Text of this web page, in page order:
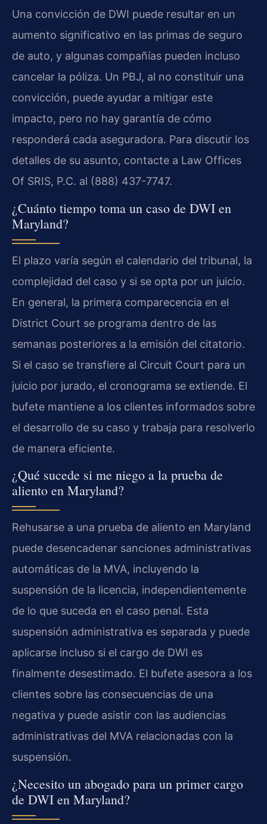
Una convicción de DWI puede resultar en un
aumento significativo en las primas de seguro
de auto, y algunas compañías pueden incluso
cancelar la póliza. Un PBJ, al no constituir una
convicción, puede ayudar a mitigar este
impacto, pero no hay garantía de cómo
responderá cada aseguradora. Para discutir los
detalles de su asunto, contacte a Law Offices
Of SRIS, P.C. al (888) 437-7747.
¿Cuánto tiempo toma un caso de DWI en
Maryland?
El plazo varía según el calendario del tribunal, la
complejidad del caso y si se opta por un juicio.
En general, la primera comparecencia en el
District Court se programa dentro de las
semanas posteriores a la emisión del citatorio.
Si el caso se transfiere al Circuit Court para un
juicio por jurado, el cronograma se extiende. El
bufete mantiene a los clientes informados sobre
el desarrollo de su caso y trabaja para resolverlo
de manera eficiente.
¿Qué sucede si me niego a la prueba de
aliento en Maryland?
Rehusarse a una prueba de aliento en Maryland
puede desencadenar sanciones administrativas
automáticas de la MVA, incluyendo la
suspensión de la licencia, independientemente
de lo que suceda en el caso penal. Esta
suspensión administrativa es separada y puede
aplicarse incluso si el cargo de DWI es
finalmente desestimado. El bufete asesora a los
clientes sobre las consecuencias de una
negativa y puede asistir con las audiencias
administrativas del MVA relacionadas con la
suspensión.
¿Necesito un abogado para un primer cargo
de DWI en Maryland?